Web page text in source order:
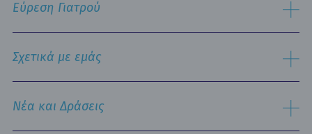
Τμήμα Εξυπηρέτησης Ασθενών
Παθολογικός Τομέας
Ειδικές Μονάδες
Νοσηλευτική Υπηρεσία
Εξωτερικά Ιατρεία
Οne Day Clinic (Ημερήσια Νοσηλεία)
Εύρεση Γιατρού
Αναζήτηση
Σχετικά με εμάς
Ιστορικό
Όραμα & Αποστολή
Πολιτική Ποιότητας
Οικονομικά Μεγέθη
Νέα και Δράσεις
Δελτία Τύπου - Ανακοινώσεις